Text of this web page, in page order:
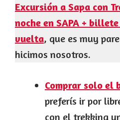
Excursión a Sapa con
noche en SAPA +
vuelta, que es muy
hicimos nosotros.
Comprar solo el
preferís ir por
con el trekking